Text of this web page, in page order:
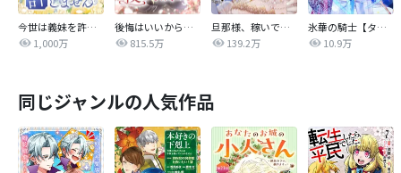
今世は義妹を許しません
1,000万
後悔はいいから殺してください
815.5万
旦那様、稼いで離婚させていただきます！
139.2万
氷華の騎士【タテヨミ】
10.9万
同じジャンルの人気作品